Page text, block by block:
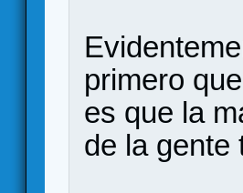
primero
es que la
de la gente